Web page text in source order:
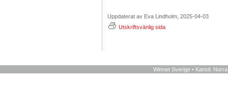
Uppdaterat av Eva Lindholm, 2025-04-03
Utskriftsvänlig sida
Winnet Sverige • Kansli: